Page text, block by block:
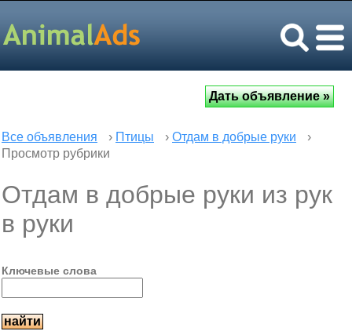
Все объявления › Птицы › Отдам в добрые руки
›
Просмотр рубрики
Отдам в добрые руки из рук
в руки
Ключевые слова